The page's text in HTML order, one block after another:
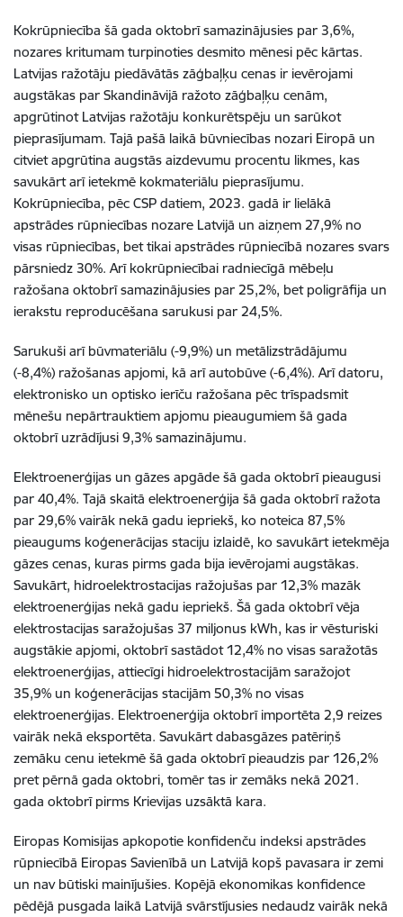
Kokrūpniecība šā gada oktobrī samazinājusies par 3,6%,
nozares kritumam turpinoties desmito mēnesi pēc kārtas.
Latvijas ražotāju piedāvātās zāģbaļķu cenas ir ievērojami
augstākas par Skandināvijā ražoto zāģbaļķu cenām,
apgrūtinot Latvijas ražotāju konkurētspēju un sarūkot
pieprasījumam. Tajā pašā laikā būvniecības nozari Eiropā un
citviet apgrūtina augstās aizdevumu procentu likmes, kas
savukārt arī ietekmē kokmateriālu pieprasījumu.
Kokrūpniecība, pēc CSP datiem, 2023. gadā ir lielākā
apstrādes rūpniecības nozare Latvijā un aizņem 27,9% no
visas rūpniecības, bet tikai apstrādes rūpniecībā nozares svars
pārsniedz 30%. Arī kokrūpniecībai radniecīgā mēbeļu
ražošana oktobrī samazinājusies par 25,2%, bet poligrāfija un
ierakstu reproducēšana sarukusi par 24,5%.
Sarukuši arī būvmateriālu (-9,9%) un metālizstrādājumu
(-8,4%) ražošanas apjomi, kā arī autobūve (-6,4%). Arī datoru,
elektronisko un optisko ierīču ražošana pēc trīspadsmit
mēnešu nepārtrauktiem apjomu pieaugumiem šā gada
oktobrī uzrādījusi 9,3% samazinājumu.
Elektroenerģijas un gāzes apgāde šā gada oktobrī pieaugusi
par 40,4%. Tajā skaitā elektroenerģija šā gada oktobrī ražota
par 29,6% vairāk nekā gadu iepriekš, ko noteica 87,5%
pieaugums koģenerācijas staciju izlaidē, ko savukārt ietekmēja
gāzes cenas, kuras pirms gada bija ievērojami augstākas.
Savukārt, hidroelektrostacijas ražojušas par 12,3% mazāk
elektroenerģijas nekā gadu iepriekš. Šā gada oktobrī vēja
elektrostacijas saražojušas 37 miljonus kWh, kas ir vēsturiski
augstākie apjomi, oktobrī sastādot 12,4% no visas saražotās
elektroenerģijas, attiecīgi hidroelektrostacijām saražojot
35,9% un koģenerācijas stacijām 50,3% no visas
elektroenerģijas. Elektroenerģija oktobrī importēta 2,9 reizes
vairāk nekā eksportēta. Savukārt dabasgāzes patēriņš
zemāku cenu ietekmē šā gada oktobrī pieaudzis par 126,2%
pret pērnā gada oktobri, tomēr tas ir zemāks nekā 2021.
gada oktobrī pirms Krievijas uzsāktā kara.
Eiropas Komisijas apkopotie konfidenču indeksi apstrādes
rūpniecībā Eiropas Savienībā un Latvijā kopš pavasara ir zemi
un nav būtiski mainījušies. Kopējā ekonomikas konfidence
pēdējā pusgada laikā Latvijā svārstījusies nedaudz vairāk nekā